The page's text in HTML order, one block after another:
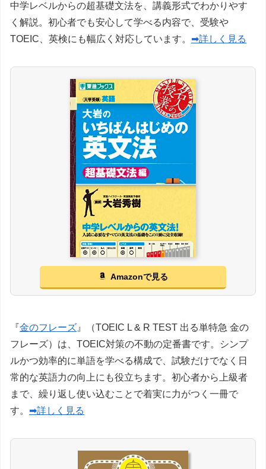
中学レベルからの超基礎文法を、講義形式でわかりやす
く解説。初心者でも安心して学べる内容で、受験や
TOEIC、英検にも幅広く対応しています。 ➡詳しく見る
Amazonで見る
『金のフレーズ 』（TOEIC L & R TEST 出る単特急 金の
フレーズ）は、TOEIC対策の不動の定番書です。シンプ
ルかつ効率的に単語を学べる構成で、試験だけでなく日
常的な英語力の向上にも役立ちます。初心者から上級者
まで、繰り返し使い込むことで着実に力がつく一冊で
す。 ➡詳しく見る